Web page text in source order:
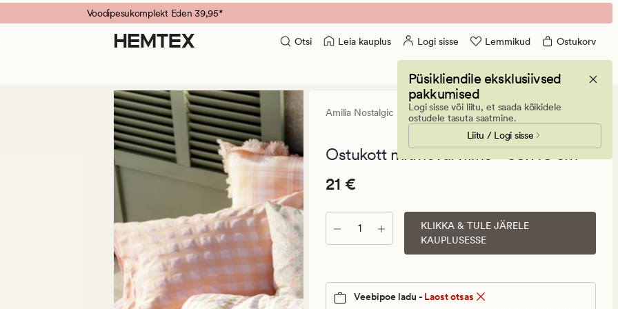
Voodipesukomplekt Eden 39,95*
Otsi Leia kauplus Logi sisse Lemmikud Ostukorv
Püsikliendile eksklusiivsed
pakkumised
Logi sisse või liitu, et saada kõikidele
ostudele tasuta saatmine.
Liitu / Logi sisse
Amilia Nostalgic
arvustust
0
Ostukott mitmevärviline - 38x48 cm
Pris_ee
€.
Vanlig
pris_ee
Pris_ee
21 €
Kogus
KLIKKA & TULE JÄRELE
KAUPLUSESSE
Veebipoe ladu - Laost otsas